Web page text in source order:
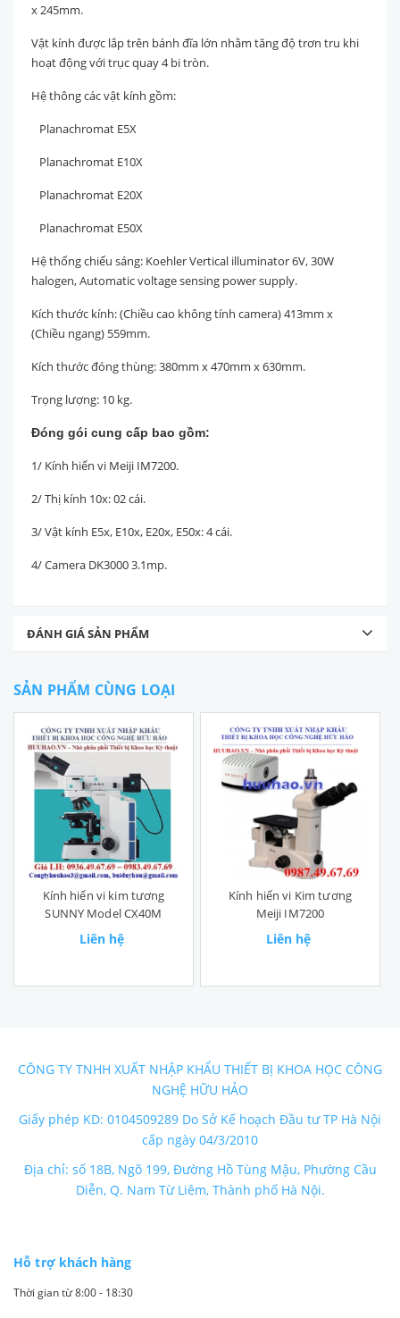
x 245mm.
Vật kính được lắp trên bánh đĩa lớn nhằm tăng độ trơn tru khi
hoạt động với trục quay 4 bi tròn.
Hệ thông các vật kính gồm:
Planachromat E5X
Planachromat E10X
Planachromat E20X
Planachromat E50X
Hệ thống chiếu sáng: Koehler Vertical illuminator 6V, 30W
halogen, Automatic voltage sensing power supply.
Kích thước kính: (Chiều cao không tính camera) 413mm x
(Chiều ngang) 559mm.
Kích thước đóng thùng: 380mm x 470mm x 630mm.
Trọng lượng: 10 kg.
Đóng gói cung cấp bao gồm:
1/ Kính hiển vi Meiji IM7200.
2/ Thị kính 10x: 02 cái.
3/ Vật kính E5x, E10x, E20x, E50x: 4 cái.
4/ Camera DK3000 3.1mp.
ĐÁNH GIÁ SẢN PHẨM
SẢN PHẨM CÙNG LOẠI
Kính hiển vi kim tương
SUNNY Model CX40M
Liên hệ
Kính hiển vi Kim tương
Meiji IM7200
Liên hệ
CÔNG TY TNHH XUẤT NHẬP KHẨU THIẾT BỊ KHOA HỌC CÔNG
NGHỆ HỮU HẢO
Giấy phép KD: 0104509289 Do Sở Kế hoạch Đầu tư TP Hà Nội
cấp ngày 04/3/2010
Địa chỉ: số 18B, Ngõ 199, Đường Hồ Tùng Mậu, Phường Cầu
Diễn, Q. Nam Từ Liêm, Thành phố Hà Nội.
Hỗ trợ khách hàng
Thời gian từ 8:00 - 18:30